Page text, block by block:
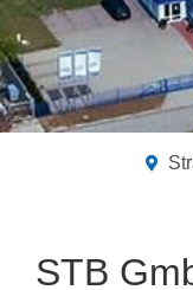
STB